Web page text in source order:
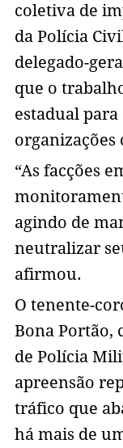
coletiva de
da Polícia
delegado-
que o
estadual para
organizações
“As facções
agindo de
neutralizar
afirmou.
O tenente-
Bona Portão,
de Polícia
apreensão
tráfico que
há mais de